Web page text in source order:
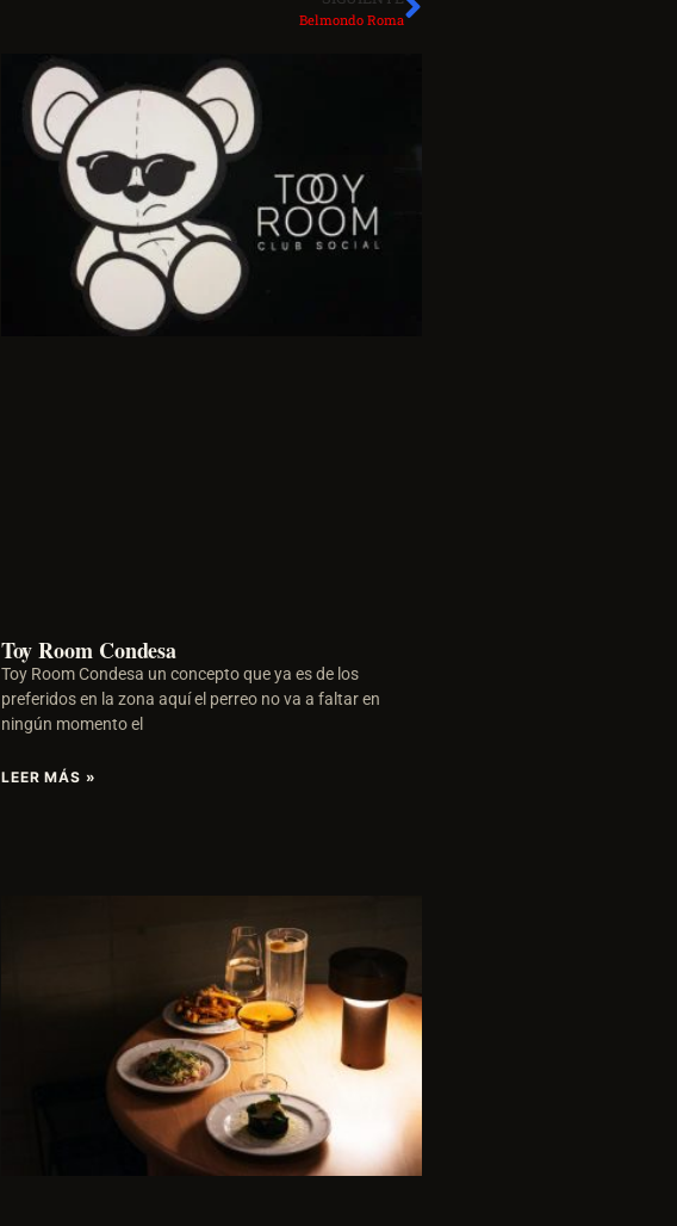
Belmondo Roma
Toy Room Condesa
Toy Room Condesa un concepto que ya es de los
preferidos en la zona aquí el perreo no va a faltar en
ningún momento el
LEER MÁS »